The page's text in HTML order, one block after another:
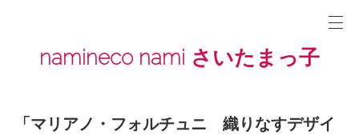
namineco nami さいたまっ子
「マリアノ・フォルチュニ 織りなすデザイ